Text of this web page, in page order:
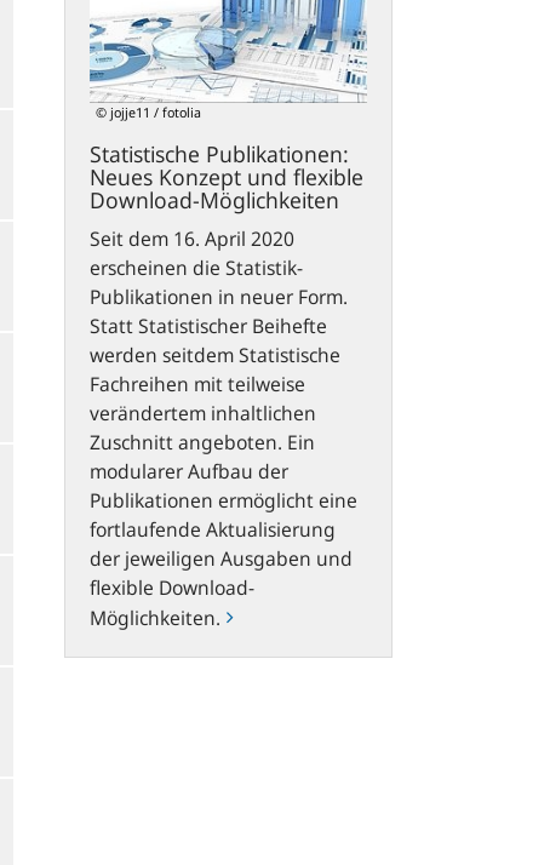
© jojje11 / fotolia
Statistische Publikationen:
Neues Konzept und flexible
Download-Möglichkeiten
Seit dem 16. April 2020
erscheinen die Statistik-
Publikationen in neuer Form.
Statt Statistischer Beihefte
werden seitdem Statistische
Fachreihen mit teilweise
verändertem inhaltlichen
Zuschnitt angeboten. Ein
modularer Aufbau der
Publikationen ermöglicht eine
fortlaufende Aktualisierung
der jeweiligen Ausgaben und
flexible Download-
Möglichkeiten.
Neues
Konzept
und
flexible
Möglichkeiten